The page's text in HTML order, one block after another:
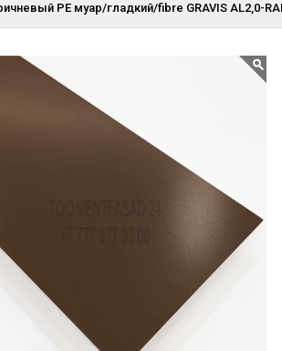
PE муар/гладкий/fibre GRAVIS AL2,0-